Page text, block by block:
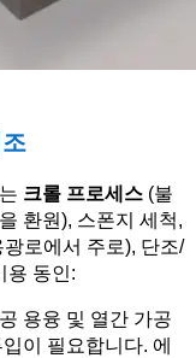
크롤 프로세스 (불
환원), 스폰지 세척,
로에서 주로), 단조/
용 동인:
용융 및 열간 가공
이 필요합니다. 에